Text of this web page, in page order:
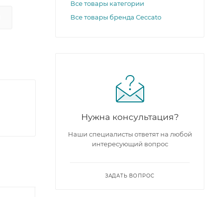
Все товары категории
Все товары бренда Ceccato
Нужна консультация?
Наши специалисты ответят на любой
интересующий вопрос
ЗАДАТЬ ВОПРОС